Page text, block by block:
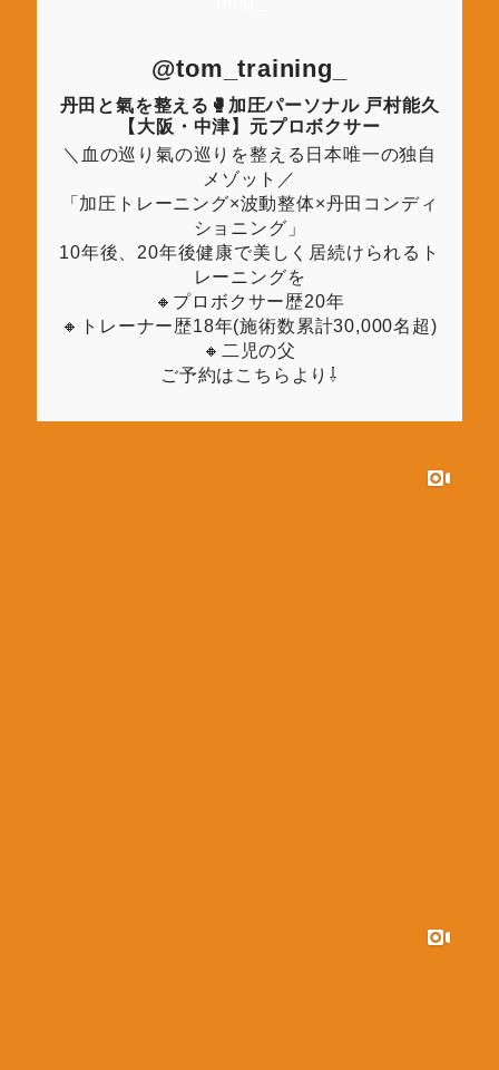
@tom_training_
丹田と氣を整える🥊加圧パーソナル 戸村能久
【大阪・中津】元プロボクサー
＼血の巡り氣の巡りを整える日本唯一の独自
メゾット／
「加圧トレーニング×波動整体×丹田コンディ
ショニング」
10年後、20年後健康で美しく居続けられるト
レーニングを
🔸プロボクサー歴20年
🔸トレーナー歴18年(施術数累計30,000名超)
🔸二児の父
ご予約はこちらより⇩